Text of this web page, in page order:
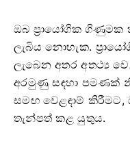
ඔබ ප්‍රායෝගික ගිණුමක
ලැබිය නොහැක.
ලැබෙන අතර අතථ්‍ය
අරමුණු සඳහා පමණක්
සමඟ වෙළඳාම් කිරීමට,
තැන්පත් කළ යුතුය.